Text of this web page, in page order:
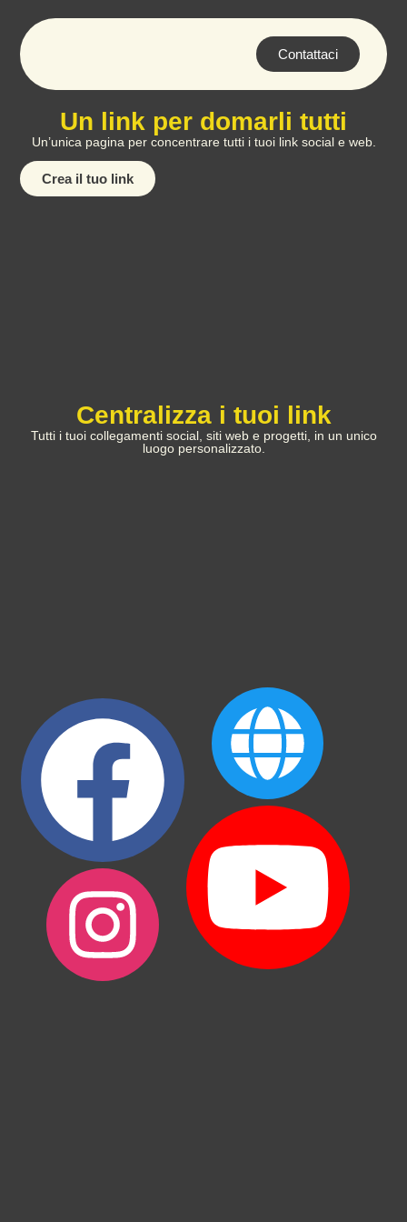
Contattaci
Un link per domarli tutti
Un’unica pagina per concentrare tutti i tuoi link social e web.
Crea il tuo link
Centralizza i tuoi link
Tutti i tuoi collegamenti social, siti web e progetti, in un unico
luogo personalizzato.